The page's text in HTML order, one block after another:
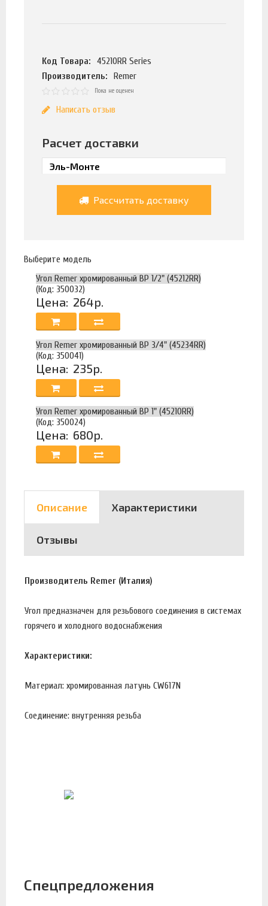
Код Товара:
45210RR Series
Производитель:
Remer
Пока не оценен
Написать отзыв
Расчет доставки
Рассчитать доставку
Выберите модель
Угол Remer хромированный ВР 1/2" (45212RR)
(Код: 350032)
Цена: 264р.
Угол Remer хромированный ВР 3/4" (45234RR)
(Код: 350041)
Цена: 235р.
Угол Remer хромированный ВР 1" (45210RR)
(Код: 350024)
Цена: 680р.
Описание Характеристики
Отзывы
Производитель Remer (Италия)
Угол предназначен для резьбового соединения в системах
горячего и холодного водоснабжения
Характеристики:
Материал: хромированная латунь CW617N
Соединение: внутренняя резьба
Спецпредложения